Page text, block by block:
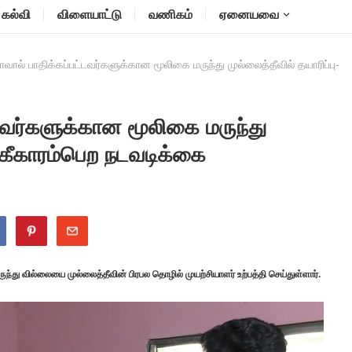
கல்வி விளையாட்டு வணிகம் ஏனையவை
பாதிக்கப்பட்டவர்களுக்கான மூலிகை மருந்து முல்லைத்தீவில் தயாரிப்பு-
மூலிகை மருந்து
நடவடிக்கை
வில்லையை முல்லைத்தீவின் பிரபல தொழில் முயற்சியாளர் உற்பத்தி செய்துள்ளார்.